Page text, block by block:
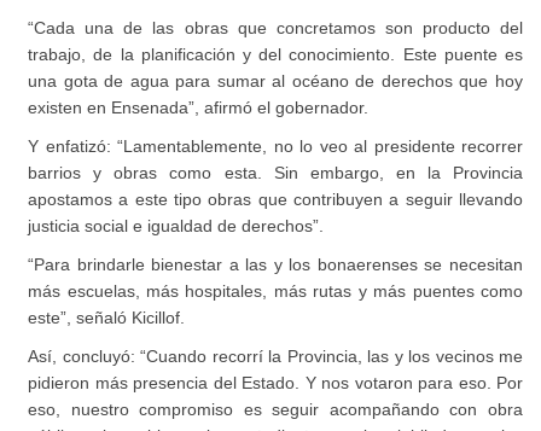
“Cada una de las obras que concretamos son producto del
trabajo, de la planificación y del conocimiento. Este puente es
una gota de agua para sumar al océano de derechos que hoy
existen en Ensenada”, afirmó el gobernador.
Y enfatizó: “Lamentablemente, no lo veo al presidente recorrer
barrios y obras como esta. Sin embargo, en la Provincia
apostamos a este tipo obras que contribuyen a seguir llevando
justicia social e igualdad de derechos”.
“Para brindarle bienestar a las y los bonaerenses se necesitan
más escuelas, más hospitales, más rutas y más puentes como
este”, señaló Kicillof.
Así, concluyó: “Cuando recorrí la Provincia, las y los vecinos me
pidieron más presencia del Estado. Y nos votaron para eso. Por
eso, nuestro compromiso es seguir acompañando con obra